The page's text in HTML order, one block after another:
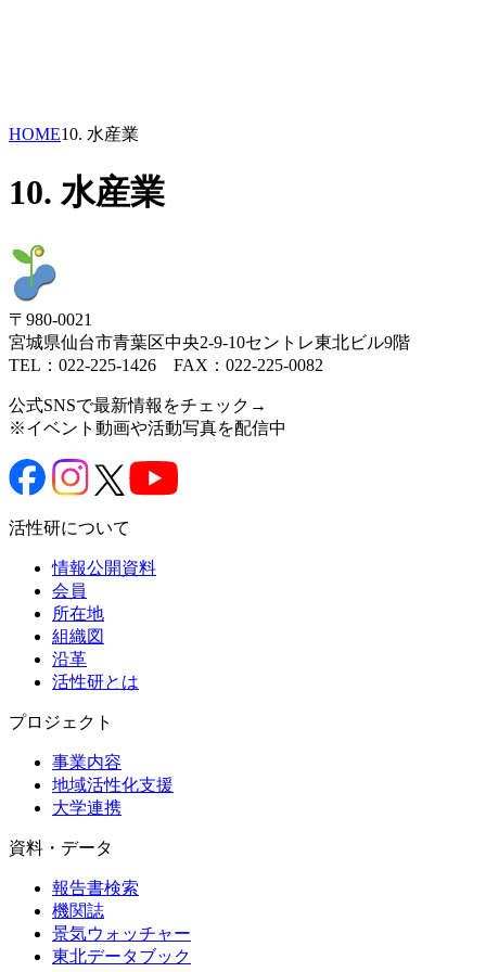
HOME10. 水産業
10. 水産業
〒980-0021
宮城県仙台市青葉区中央2-9-10セントレ東北ビル9階
TEL：022-225-1426 FAX：022-225-0082
公式SNSで最新情報をチェック→
※イベント動画や活動写真を配信中
活性研について
情報公開資料
会員
所在地
組織図
沿革
活性研とは
プロジェクト
事業内容
地域活性化支援
大学連携
資料・データ
報告書検索
機関誌
景気ウォッチャー
東北データブック